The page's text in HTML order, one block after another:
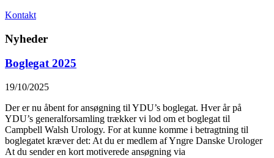
Kontakt
Nyheder
Boglegat 2025
19/10/2025
Der er nu åbent for ansøgning til YDU’s boglegat. Hver år på
YDU’s generalforsamling trækker vi lod om et boglegat til
Campbell Walsh Urology. For at kunne komme i betragtning til
boglegatet kræver det: At du er medlem af Yngre Danske Urologer
At du sender en kort motiverede ansøgning via